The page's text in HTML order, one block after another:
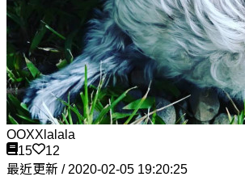
OOXXlalala
15
12
最近更新 / 2020-02-05 19:20:25